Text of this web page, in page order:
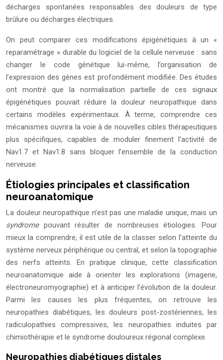
décharges spontanées responsables des douleurs de type
brûlure ou décharges électriques.
On peut comparer ces modifications épigénétiques à un «
reparamétrage » durable du logiciel de la cellule nerveuse : sans
changer le code génétique lui-même, l’organisation de
l’expression des gènes est profondément modifiée. Des études
ont montré que la normalisation partielle de ces signaux
épigénétiques pouvait réduire la douleur neuropathique dans
certains modèles expérimentaux. À terme, comprendre ces
mécanismes ouvrira la voie à de nouvelles cibles thérapeutiques
plus spécifiques, capables de moduler finement l’activité de
Nav1.7 et Nav1.8 sans bloquer l’ensemble de la conduction
nerveuse.
Étiologies principales et classification
neuroanatomique
La douleur neuropathique n’est pas une maladie unique, mais un
syndromepouvant résulter de nombreuses étiologies. Pour
mieux la comprendre, il est utile de la classer selon l’atteinte du
système nerveux périphérique ou central, et selon la topographie
des nerfs atteints. En pratique clinique, cette classification
neuroanatomique aide à orienter les explorations (imagerie,
électroneuromyographie) et à anticiper l’évolution de la douleur.
Parmi les causes les plus fréquentes, on retrouve les
neuropathies diabétiques, les douleurs post-zostériennes, les
radiculopathies compressives, les neuropathies induites par
chimiothérapie et le syndrome douloureux régional complexe.
Neuropathies diabétiques distales